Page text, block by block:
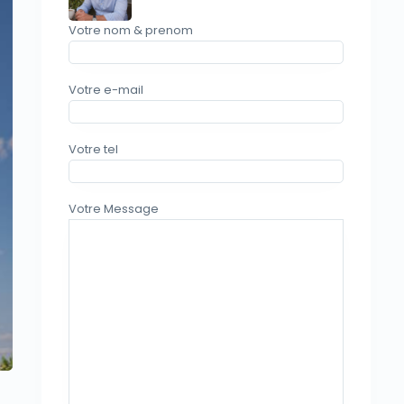
Votre nom & prenom
Votre e-mail
Votre tel
Votre Message